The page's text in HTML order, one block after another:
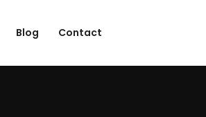
Blog Contact